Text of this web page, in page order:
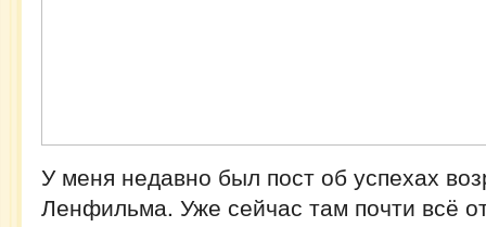
У меня недавно был пост об успехах
Ленфильма. Уже сейчас там почти всё